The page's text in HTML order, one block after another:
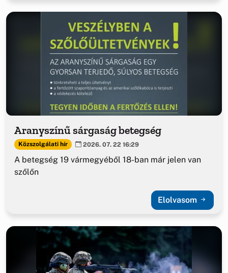
Aranyszínű sárgaság betegség
Közszolgálati hír 2026. 07. 22 16:29
A betegség 19 vármegyéből 18-ban már jelen van
szőlőn
Elolvasom